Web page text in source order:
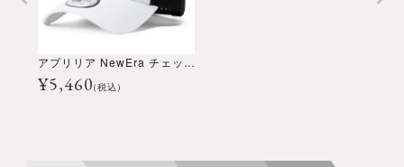
アプリリア NewEra チェッカー プリント A-Frame トラッカー キャップ
¥5,460(税込)